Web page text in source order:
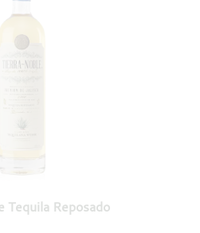
Tequila Reposado